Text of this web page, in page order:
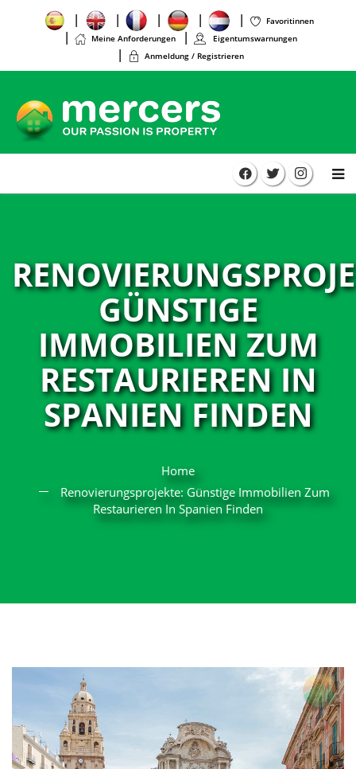
Favoritinnen
Meine Anforderungen
Eigentumswarnungen
Anmeldung / Registrieren
GÜNSTIGE
IMMOBILIEN ZUM
RESTAURIEREN IN
SPANIEN FINDEN
Home
Renovierungsprojekte: Günstige Immobilien Zum
Restaurieren In Spanien Finden